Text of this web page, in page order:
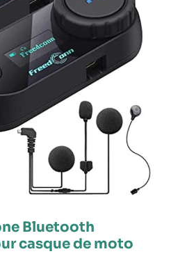
Bluetooth
casque de moto